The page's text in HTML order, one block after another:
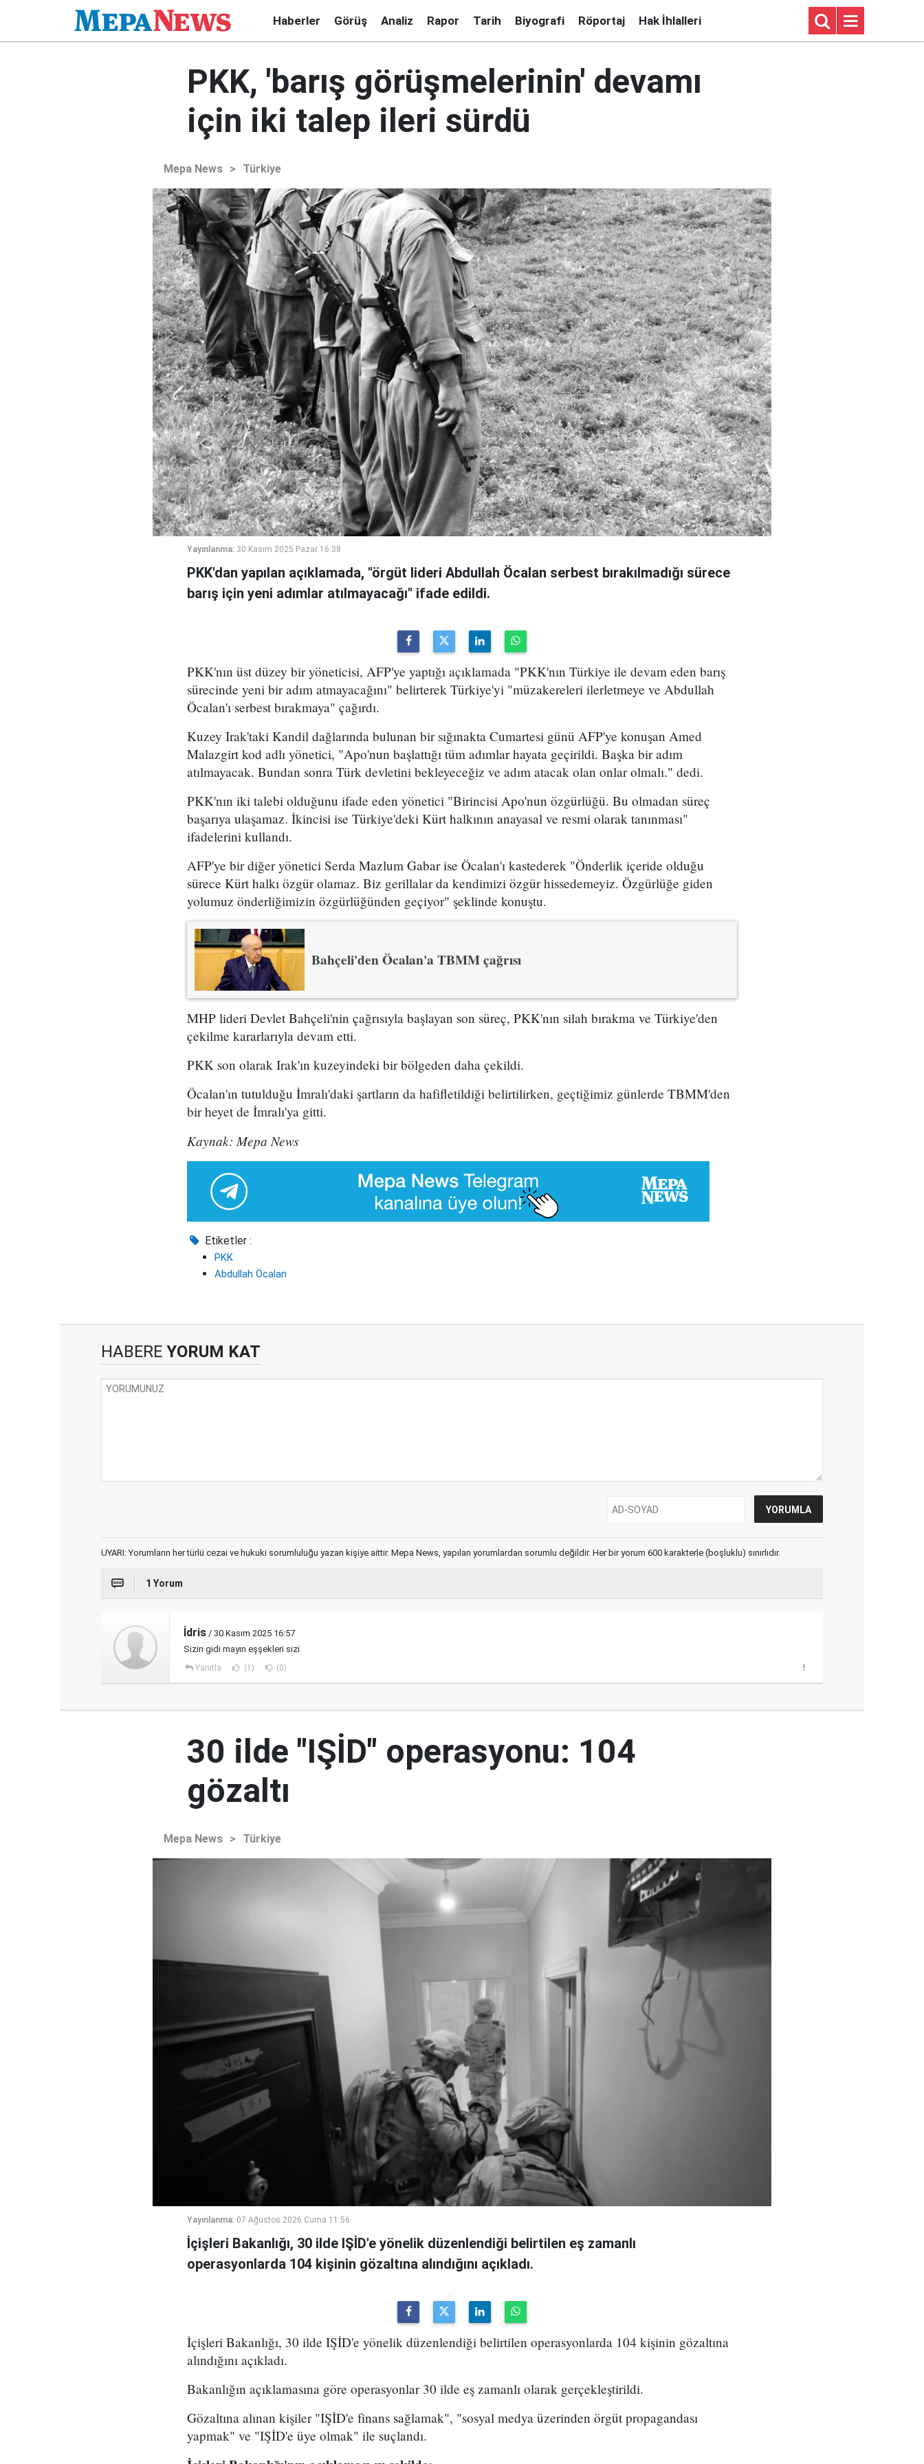
Haberler Görüş Analiz Rapor Tarih Biyografi Röportaj Hak İhlalleri
PKK, 'barış görüşmelerinin' devamı
için iki talep ileri sürdü
Mepa News > Türkiye
Yayınlanma: 30 Kasım 2025 Pazar 16:38
PKK'dan yapılan açıklamada, "örgüt lideri Abdullah Öcalan serbest bırakılmadığı sürece
barış için yeni adımlar atılmayacağı" ifade edildi.
PKK'nın üst düzey bir yöneticisi, AFP'ye yaptığı açıklamada "PKK'nın Türkiye ile devam eden barış
sürecinde yeni bir adım atmayacağını" belirterek Türkiye'yi "müzakereleri ilerletmeye ve Abdullah
Öcalan'ı serbest bırakmaya" çağırdı.
Kuzey Irak'taki Kandil dağlarında bulunan bir sığınakta Cumartesi günü AFP'ye konuşan Amed
Malazgirt kod adlı yönetici, "Apo'nun başlattığı tüm adımlar hayata geçirildi. Başka bir adım
atılmayacak. Bundan sonra Türk devletini bekleyeceğiz ve adım atacak olan onlar olmalı." dedi.
PKK'nın iki talebi olduğunu ifade eden yönetici "Birincisi Apo'nun özgürlüğü. Bu olmadan süreç
başarıya ulaşamaz. İkincisi ise Türkiye'deki Kürt halkının anayasal ve resmi olarak tanınması"
ifadelerini kullandı.
AFP'ye bir diğer yönetici Serda Mazlum Gabar ise Öcalan'ı kastederek "Önderlik içeride olduğu
sürece Kürt halkı özgür olamaz. Biz gerillalar da kendimizi özgür hissedemeyiz. Özgürlüğe giden
yolumuz önderliğimizin özgürlüğünden geçiyor" şeklinde konuştu.
Bahçeli'den Öcalan'a TBMM çağrısı
MHP lideri Devlet Bahçeli'nin çağrısıyla başlayan son süreç, PKK'nın silah bırakma ve Türkiye'den
çekilme kararlarıyla devam etti.
PKK son olarak Irak'ın kuzeyindeki bir bölgeden daha çekildi.
Öcalan'ın tutulduğu İmralı'daki şartların da hafifletildiği belirtilirken, geçtiğimiz günlerde TBMM'den
bir heyet de İmralı'ya gitti.
Kaynak: Mepa News
Etiketler :
PKK
Abdullah Öcalan
HABERE YORUM KAT
UYARI: Yorumların her türlü cezai ve hukuki sorumluluğu yazan kişiye aittir. Mepa News, yapılan yorumlardan sorumlu değildir. Her bir yorum 600 karakterle (boşluklu) sınırlıdır.
1 Yorum
İdris / 30 Kasım 2025 16:57
Sizin gidi mayın eşşekleri sizi
Yanıtla (1) (0)
30 ilde "IŞİD" operasyonu: 104
gözaltı
Mepa News > Türkiye
Yayınlanma: 07 Ağustos 2026 Cuma 11:56
İçişleri Bakanlığı, 30 ilde IŞİD'e yönelik düzenlendiği belirtilen eş zamanlı
operasyonlarda 104 kişinin gözaltına alındığını açıkladı.
İçişleri Bakanlığı, 30 ilde IŞİD'e yönelik düzenlendiği belirtilen operasyonlarda 104 kişinin gözaltına
alındığını açıkladı.
Bakanlığın açıklamasına göre operasyonlar 30 ilde eş zamanlı olarak gerçekleştirildi.
Gözaltına alınan kişiler "IŞİD'e finans sağlamak", "sosyal medya üzerinden örgüt propagandası
yapmak" ve "IŞİD'e üye olmak" ile suçlandı.